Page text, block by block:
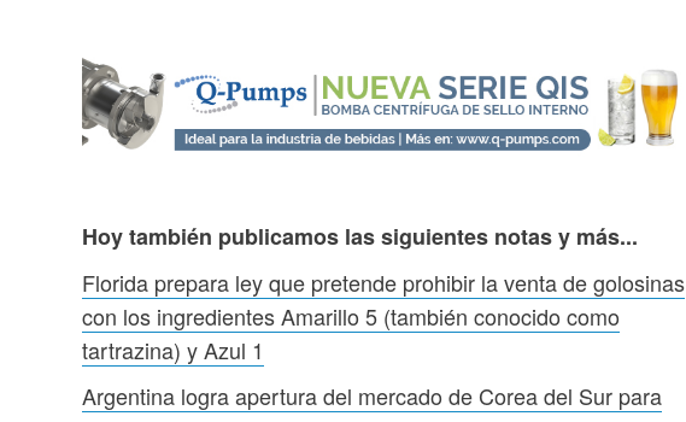
Hoy también publicamos las siguientes notas y más...
Florida prepara ley que pretende prohibir la venta de golosinas
con los ingredientes Amarillo 5 (también conocido como
tartrazina) y Azul 1
Argentina logra apertura del mercado de Corea del Sur para